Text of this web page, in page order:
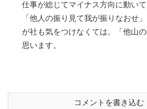
仕事が総じてマイナス方向に動いて
「他人の振り見て我が振りなおせ
が社も気をつけなくては。「他山
思います。
コメントを書き込む